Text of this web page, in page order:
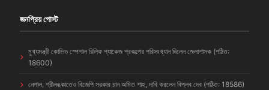
জনপ্রিয় পোস্ট
মুখ্যমন্ত্রী কোভিড স্পেশাল রিলিফ প্যাকেজ প্রকল্পের পরিসংখ্যান দিলেন জেলাশাসক (পঠিত:
18600)
নেপাল, শ্রীলঙ্কাতেও বিজেপি সরকার চান অমিত শাহ, দাবি করলেন বিপ্লব দেব (পঠিত: 18586)